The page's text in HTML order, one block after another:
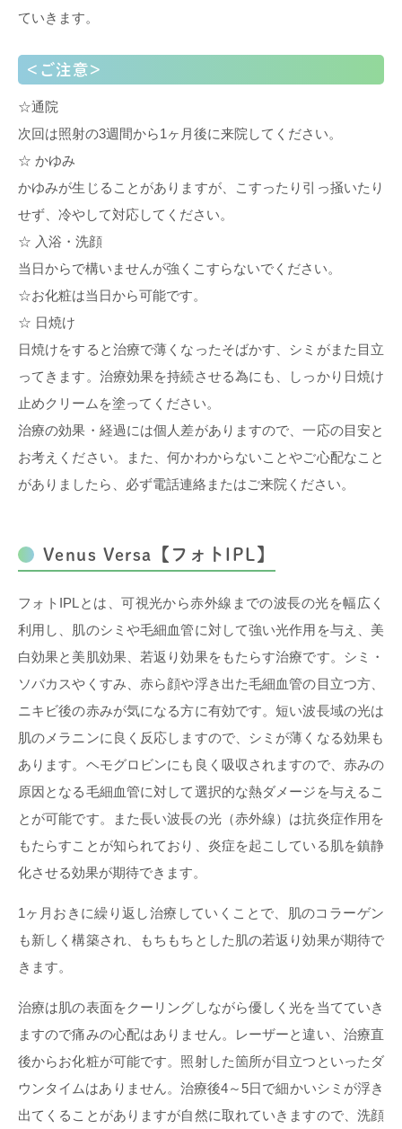
ていきます。
<ご注意>
☆通院
次回は照射の3週間から1ヶ月後に来院してください。
☆ かゆみ
かゆみが生じることがありますが、こすったり引っ掻いたり
せず、冷やして対応してください。
☆ 入浴・洗顔
当日からで構いませんが強くこすらないでください。
☆お化粧は当日から可能です。
☆ 日焼け
日焼けをすると治療で薄くなったそばかす、シミがまた目立
ってきます。治療効果を持続させる為にも、しっかり日焼け
止めクリームを塗ってください。
治療の効果・経過には個人差がありますので、一応の目安と
お考えください。また、何かわからないことやご心配なこと
がありましたら、必ず電話連絡またはご来院ください。
Venus Versa【フォトIPL】
フォトIPLとは、可視光から赤外線までの波長の光を幅広く
利用し、肌のシミや毛細血管に対して強い光作用を与え、美
白効果と美肌効果、若返り効果をもたらす治療です。シミ・
ソバカスやくすみ、赤ら顔や浮き出た毛細血管の目立つ方、
ニキビ後の赤みが気になる方に有効です。短い波長域の光は
肌のメラニンに良く反応しますので、シミが薄くなる効果も
あります。ヘモグロビンにも良く吸収されますので、赤みの
原因となる毛細血管に対して選択的な熱ダメージを与えるこ
とが可能です。また長い波長の光（赤外線）は抗炎症作用を
もたらすことが知られており、炎症を起こしている肌を鎮静
化させる効果が期待できます。
1ヶ月おきに繰り返し治療していくことで、肌のコラーゲン
も新しく構築され、もちもちとした肌の若返り効果が期待で
きます。
治療は肌の表面をクーリングしながら優しく光を当てていき
ますので痛みの心配はありません。レーザーと違い、治療直
後からお化粧が可能です。照射した箇所が目立つといったダ
ウンタイムはありません。治療後4～5日で細かいシミが浮き
出てくることがありますが自然に取れていきますので、洗顔